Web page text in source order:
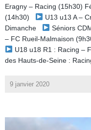
Eragny – Racing (15h30)
(14h30)
U13 u13 A –
Dimanche
Séniors
– FC Rueil-Malmaison
U18 u18 R1 : Racing –
des Hauts-de-Seine :
9 janvier 2020